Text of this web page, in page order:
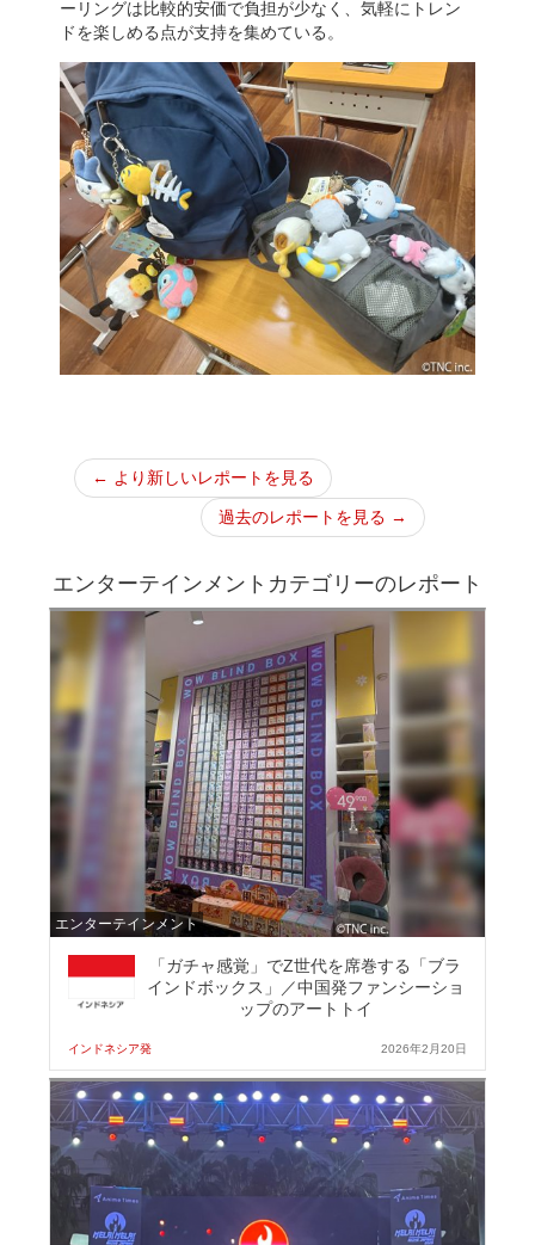
ーリングは比較的安価で負担が少なく、気軽にトレン
ドを楽しめる点が支持を集めている。
← より新しいレポートを見る
過去のレポートを見る →
エンターテインメントカテゴリーのレポート
エンターテインメント
「ガチャ感覚」でZ世代を席巻する「ブラ
インドボックス」／中国発ファンシーショ
ップのアートトイ
インドネシア発 2026年2月20日